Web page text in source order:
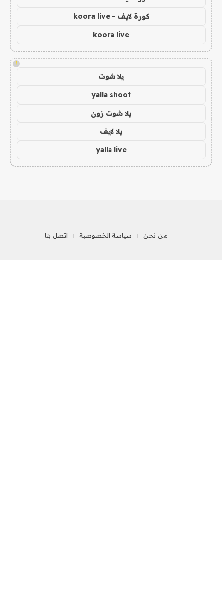
كورة لايف - koora live
koora live
!
يلا شوت
yalla shoot
يلا شوت زون
يلا لايف
yalla live
من نحن سياسة الخصوصية اتصل بنا